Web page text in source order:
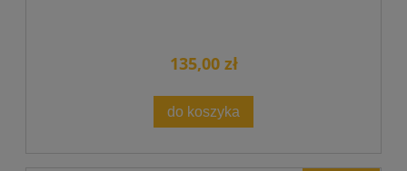
135,00 zł
do koszyka